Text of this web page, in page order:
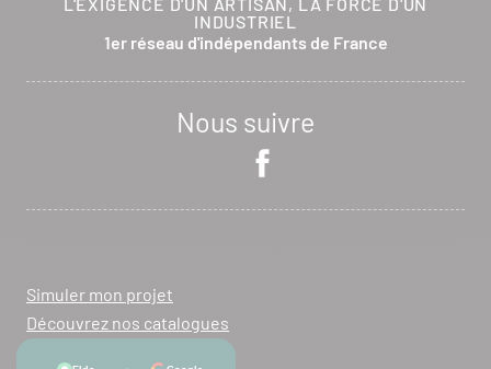
L'EXIGENCE D'UN ARTISAN, LA FORCE D'UN
INDUSTRIEL
1er réseau d'indépendants de France
Nous suivre
Simuler mon projet
Découvrez nos catalogues